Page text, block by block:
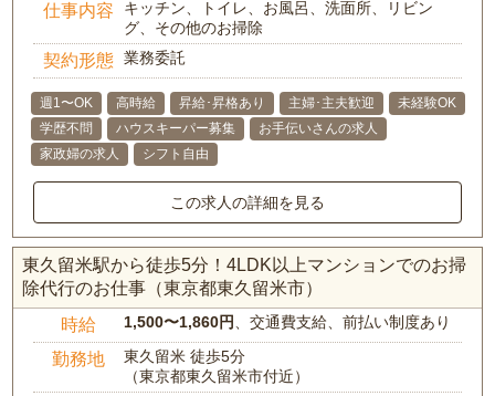
仕事内容
キッチン、トイレ、お風呂、洗面所、リビン
グ、その他のお掃除
契約形態 業務委託
週1〜OK 高時給 昇給･昇格あり 主婦･主夫歓迎
未経験OK
学歴不問
ハウスキーパー募集
お手伝いさんの求人
家政婦の求人
シフト自由
この求人の詳細を見る
東久留米駅から徒歩5分！4LDK以上マンションでのお掃
除代行のお仕事（東京都東久留米市）
時給 1,500〜1,860円、交通費支給、前払い制度あり
勤務地
東久留米 徒歩5分
（東京都東久留米市付近）